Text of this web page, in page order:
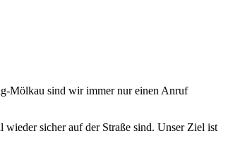
Mölkau sind wir immer nur einen Anruf
sicher auf der Straße sind. Unser Ziel ist